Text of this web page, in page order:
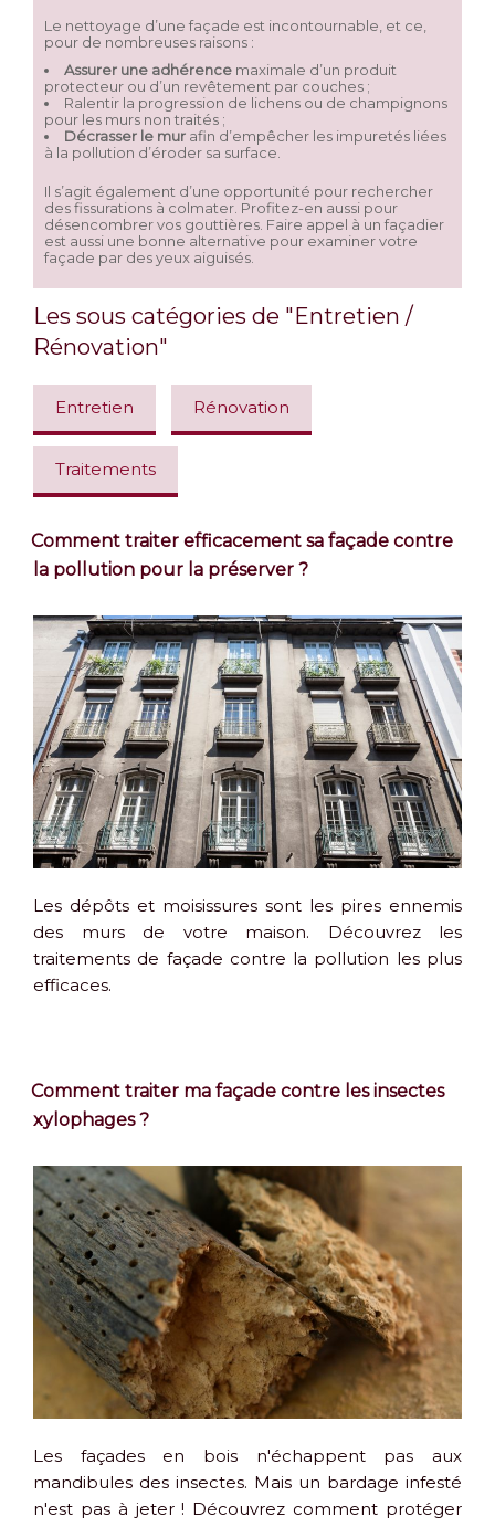
Le nettoyage d’une façade est incontournable, et ce,
pour de nombreuses raisons :
Assurer une adhérence maximale d’un produit
protecteur ou d’un revêtement par couches ;
Ralentir la progression de lichens ou de champignons
pour les murs non traités ;
Décrasser le mur afin d’empêcher les impuretés liées
à la pollution d’éroder sa surface.
Il s’agit également d’une opportunité pour rechercher
des fissurations à colmater. Profitez-en aussi pour
désencombrer vos gouttières. Faire appel à un façadier
est aussi une bonne alternative pour examiner votre
façade par des yeux aiguisés.
Les sous catégories de "Entretien /
Rénovation"
Entretien Rénovation
Traitements
Comment traiter efficacement sa façade contre
la pollution pour la préserver ?
Les dépôts et moisissures sont les pires ennemis
des murs de votre maison. Découvrez les
traitements de façade contre la pollution les plus
efficaces.
Comment traiter ma façade contre les insectes
xylophages ?
Les façades en bois n'échappent pas aux
mandibules des insectes. Mais un bardage infesté
n'est pas à jeter ! Découvrez comment protéger